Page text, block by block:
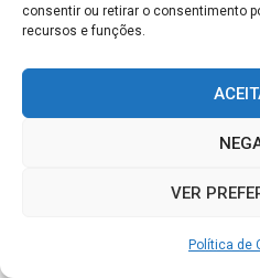
consentir ou retirar o consentimento
recursos e funções.
VER
Política de